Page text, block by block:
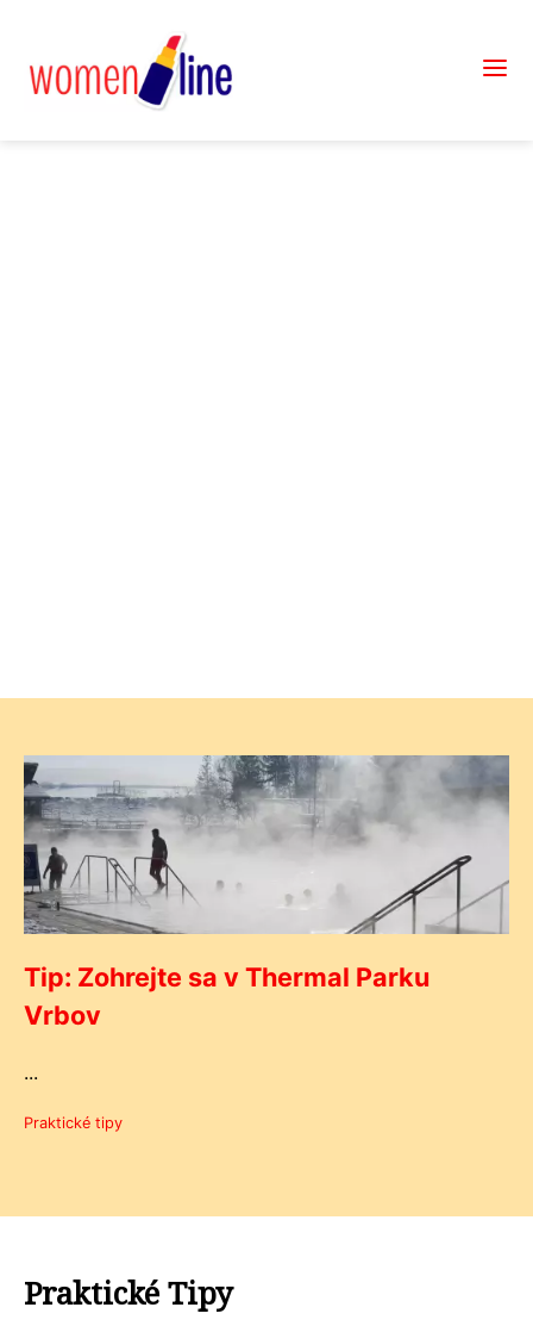
Tip: Zohrejte sa v Thermal Parku
Vrbov
...
Praktické tipy
Praktické Tipy